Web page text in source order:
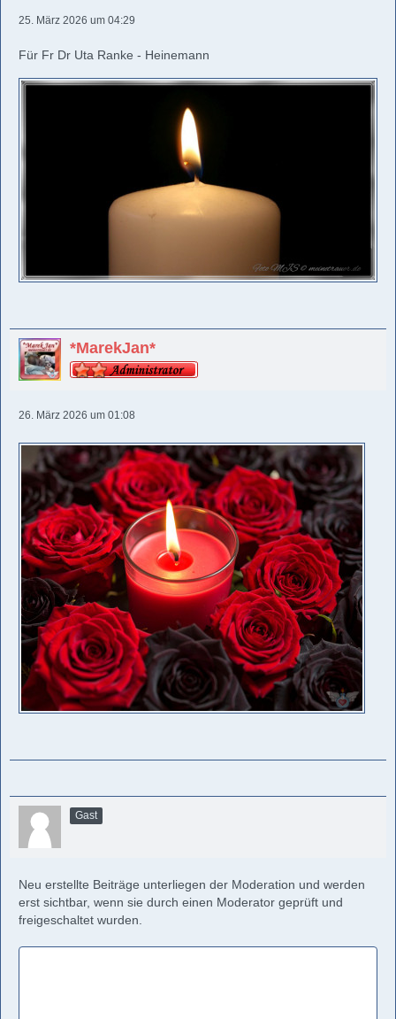
25. März 2026 um 04:29
Für Fr Dr Uta Ranke - Heinemann
*MarekJan*
26. März 2026 um 01:08
Gast
Neu erstellte Beiträge unterliegen der Moderation und werden
erst sichtbar, wenn sie durch einen Moderator geprüft und
freigeschaltet wurden.